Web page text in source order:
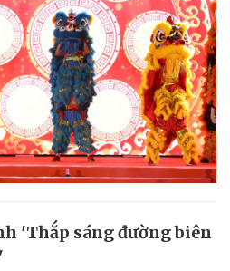
'Thắp sáng đường biên